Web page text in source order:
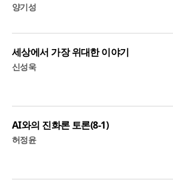
양기성
세상에서 가장 위대한 이야기
신성욱
AI와의 진화론 토론(8-1)
허정윤